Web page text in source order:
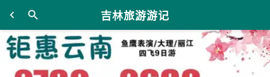
吉林旅游游记